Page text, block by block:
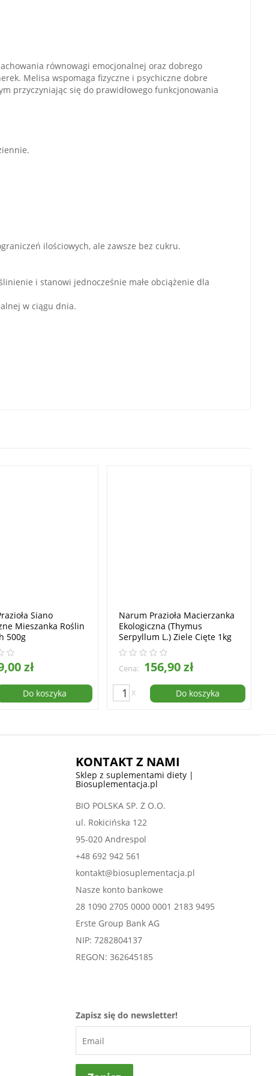
równowagi emocjonalnej oraz dobrego
Melisa wspomaga fizyczne i psychiczne dobre
przyczyniając się do prawidłowego funkcjonowania
ilościowych, ale zawsze bez cukru.
i stanowi jednocześnie małe obciążenie dla
w ciągu dnia.
Siano
Mieszanka Roślin
500g
zł
Do koszyka
Narum Prazioła Macierzanka
Ekologiczna (Thymus
Serpyllum L.) Ziele Cięte 1kg
Cena: 156,90 zł
x Do koszyka
KONTAKT Z NAMI
Sklep z suplementami diety |
Biosuplementacja.pl
BIO POLSKA SP. Z O.O.
ul. Rokicińska 122
95-020 Andrespol
+48 692 942 561
kontakt@biosuplementacja.pl
Nasze konto bankowe
28 1090 2705 0000 0001 2183 9495
Erste Group Bank AG
NIP: 7282804137
REGON: 362645185
Zapisz się do newsletter!